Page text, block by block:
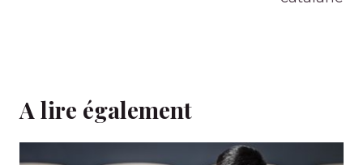
A lire également